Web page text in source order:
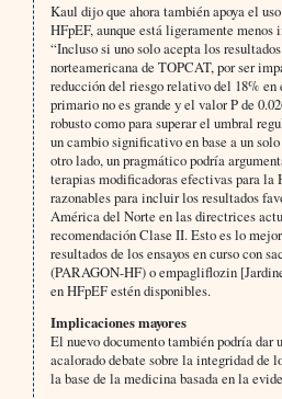
Kaul dijo que ahora también apoya el
HFpEF, aunque está ligeramente menos
“Incluso si uno solo acepta los
norteamericana de TOPCAT, por ser
reducción del riesgo relativo del 18%
primario no es grande y el valor P de
robusto como para superar el umbral
un cambio significativo en base a un
otro lado, un pragmático podría
terapias modificadoras efectivas para la
razonables para incluir los resultados
América del Norte en las directrices
recomendación Clase II. Esto es lo
resultados de los ensayos en curso con
(PARAGON-HF) o empagliflozin
en HFpEF estén disponibles.
Implicaciones mayores
El nuevo documento también podría dar
acalorado debate sobre la integridad de
la base de la medicina basada en la